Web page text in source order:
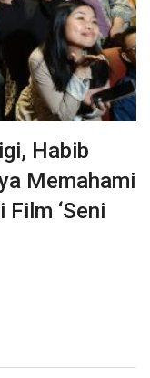
Habib
Memahami
‘Seni